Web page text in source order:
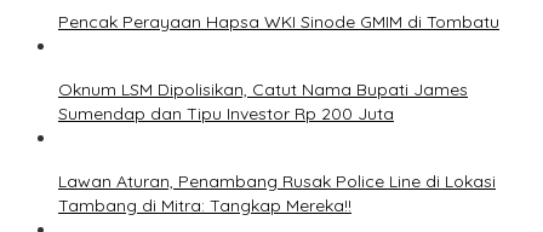
Pencak Perayaan Hapsa WKI Sinode GMIM di Tombatu
Oknum LSM Dipolisikan, Catut Nama Bupati James
Sumendap dan Tipu Investor Rp 200 Juta
Lawan Aturan, Penambang Rusak Police Line di Lokasi
Tambang di Mitra: Tangkap Mereka!!